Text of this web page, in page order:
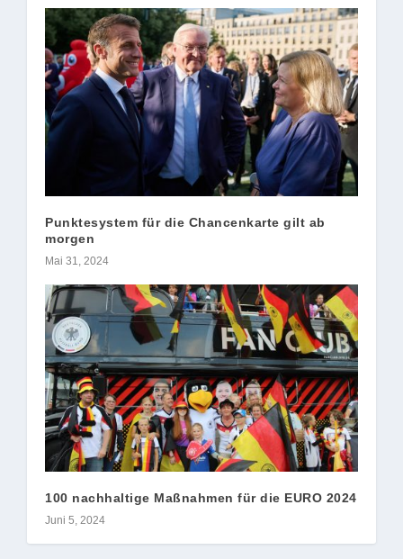
Punktesystem für die Chancenkarte gilt ab
morgen
Mai 31, 2024
100 nachhaltige Maßnahmen für die EURO 2024
Juni 5, 2024